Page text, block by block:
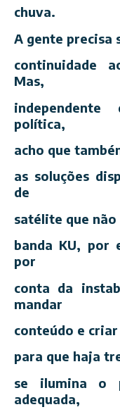
chuva.
A gente precisa
continuidade
Mas,
política,
acho que
as soluções
de
satélite que não
banda KU, por
por
conta da
mandar
conteúdo e
para que haja
se ilumina o
adequada,